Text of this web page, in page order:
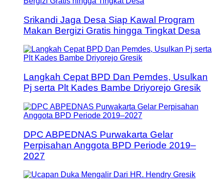
Srikandi Jaga Desa Siap Kawal Program
Makan Bergizi Gratis hingga Tingkat Desa
Langkah Cepat BPD Dan Pemdes, Usulkan
Pj serta Plt Kades Bambe Driyorejo Gresik
DPC ABPEDNAS Purwakarta Gelar
Perpisahan Anggota BPD Periode 2019–
2027